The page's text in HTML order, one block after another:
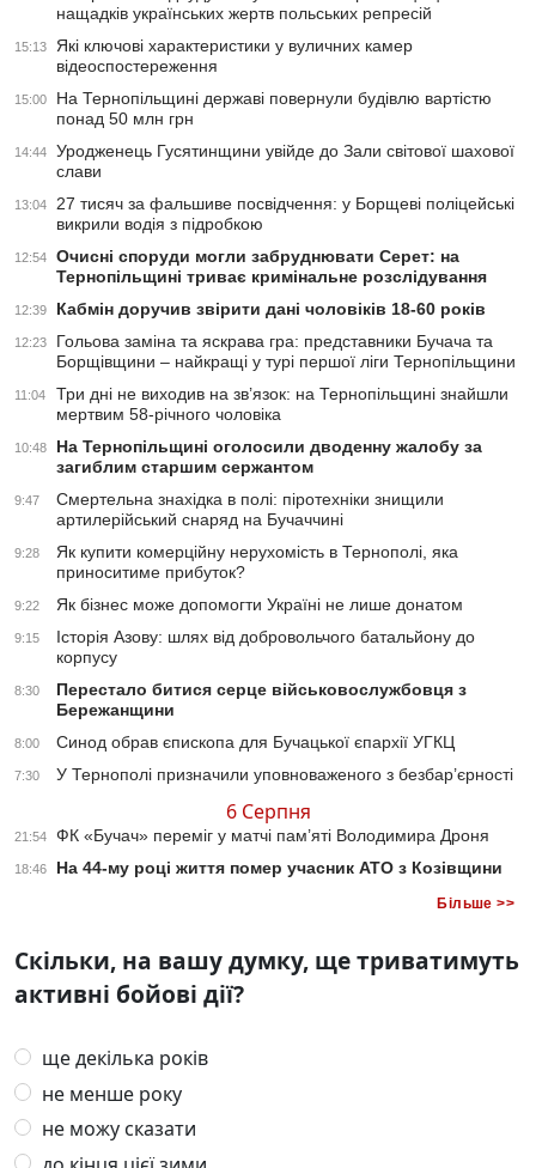
нащадків українських жертв польських репресій
15:13
Які ключові характеристики у вуличних камер
відеоспостереження
15:00
На Тернопільщині державі повернули будівлю вартістю
понад 50 млн грн
14:44
Уродженець Гусятинщини увійде до Зали світової шахової
слави
13:04
27 тисяч за фальшиве посвідчення: у Борщеві поліцейські
викрили водія з підробкою
12:54
Очисні споруди могли забруднювати Серет: на
Тернопільщині триває кримінальне розслідування
12:39 Кабмін доручив звірити дані чоловіків 18-60 років
12:23
Гольова заміна та яскрава гра: представники Бучача та
Борщівщини – найкращі у турі першої ліги Тернопільщини
11:04
Три дні не виходив на зв’язок: на Тернопільщині знайшли
мертвим 58-річного чоловіка
10:48
На Тернопільщині оголосили дводенну жалобу за
загиблим старшим сержантом
9:47
Смертельна знахідка в полі: піротехніки знищили
артилерійський снаряд на Бучаччині
9:28
Як купити комерційну нерухомість в Тернополі, яка
приноситиме прибуток?
9:22 Як бізнес може допомогти Україні не лише донатом
9:15
Історія Азову: шлях від добровольчого батальйону до
корпусу
8:30
Перестало битися серце військовослужбовця з
Бережанщини
8:00 Синод обрав єпископа для Бучацької єпархії УГКЦ
7:30 У Тернополі призначили уповноваженого з безбар’єрності
6 Серпня
21:54 ФК «Бучач» переміг у матчі пам’яті Володимира Дроня
18:46 На 44-му році життя помер учасник АТО з Козівщини
Більше >>
Скільки, на вашу думку, ще триватимуть
активні бойові дії?
ще декілька років
не менше року
не можу сказати